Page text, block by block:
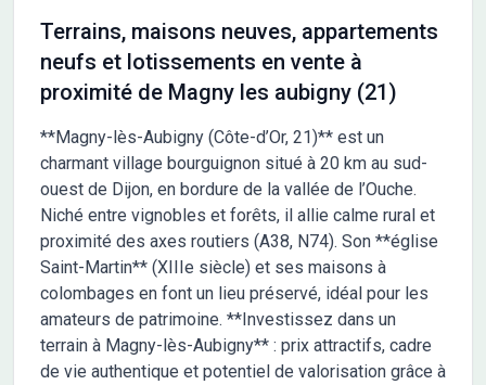
Terrains, maisons neuves, appartements
neufs et lotissements en vente à
proximité de Magny les aubigny (21)
**Magny-lès-Aubigny (Côte-d’Or, 21)** est un
charmant village bourguignon situé à 20 km au sud-
ouest de Dijon, en bordure de la vallée de l’Ouche.
Niché entre vignobles et forêts, il allie calme rural et
proximité des axes routiers (A38, N74). Son **église
Saint-Martin** (XIIIe siècle) et ses maisons à
colombages en font un lieu préservé, idéal pour les
amateurs de patrimoine. **Investissez dans un
terrain à Magny-lès-Aubigny** : prix attractifs, cadre
de vie authentique et potentiel de valorisation grâce à